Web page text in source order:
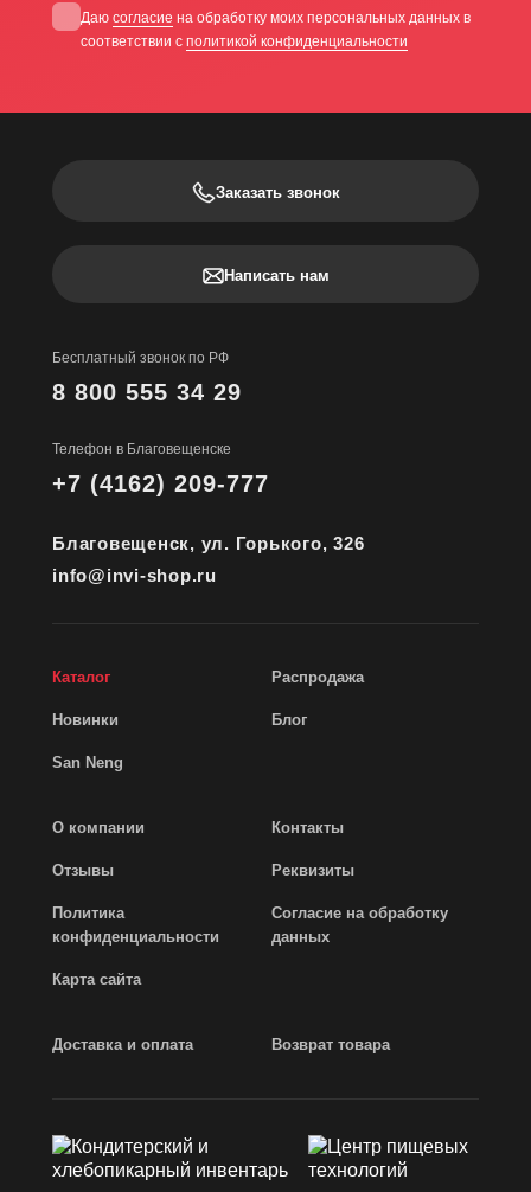
Даю согласие на обработку моих персональных данных в
соответствии с политикой конфиденциальности
Заказать звонок
Написать нам
Бесплатный звонок по РФ
8 800 555 34 29
Телефон в Благовещенске
+7 (4162) 209-777
Благовещенск, ул. Горького, 326
info@invi-shop.ru
Каталог Распродажа
Новинки Блог
San Neng
О компании Контакты
Отзывы Реквизиты
Политика
конфиденциальности
Согласие на обработку
данных
Карта сайта
Доставка и оплата Возврат товара